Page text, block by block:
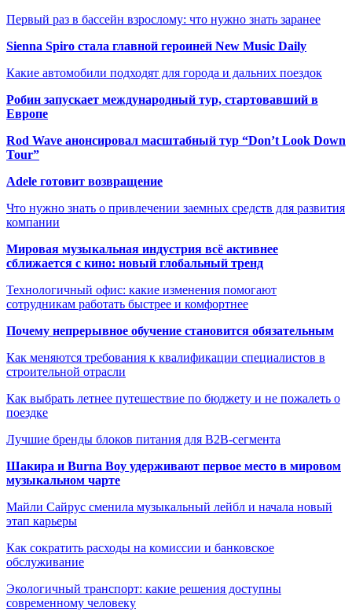
Первый раз в бассейн взрослому: что нужно знать заранее
Sienna Spiro стала главной героиней New Music Daily
Какие автомобили подходят для города и дальних поездок
Робин запускает международный тур, стартовавший в
Европе
Rod Wave анонсировал масштабный тур “Don’t Look Down
Tour”
Adele готовит возвращение
Что нужно знать о привлечении заемных средств для развития
компании
Мировая музыкальная индустрия всё активнее
сближается с кино: новый глобальный тренд
Технологичный офис: какие изменения помогают
сотрудникам работать быстрее и комфортнее
Почему непрерывное обучение становится обязательным
Как меняются требования к квалификации специалистов в
строительной отрасли
Как выбрать летнее путешествие по бюджету и не пожалеть о
поездке
Лучшие бренды блоков питания для B2B-сегмента
Шакира и Burna Boy удерживают первое место в мировом
музыкальном чарте
Майли Сайрус сменила музыкальный лейбл и начала новый
этап карьеры
Как сократить расходы на комиссии и банковское
обслуживание
Экологичный транспорт: какие решения доступны
современному человеку